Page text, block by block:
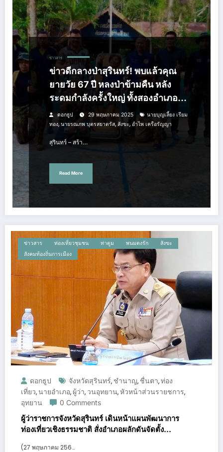
ข่าวสาร
ข่าวดีกลางป่าสุรินทร์! พบแล้วคุณ
ยายวัย 67 ปี หลงป่าข้ามคืน หลัง
ระดมกำลังครั้งใหญ่ ทั้งสองอำเภอ
และจิตอาสาช่วยกัน ปลอดภัยดี
ดอกธูป 29 พฤษภาคม 2025
นายบุญเลี้ยง เรียม
ทอง,นายรณภพ บุตรสยาตรัส, สังขะ, อำไพ เครือรัญญา
สุรินทร์ – สร้า…
Read More
ข่าวสาร ท่องเที่ยวชุมชน ท่าตูม พนมดงรัก
สังขะ
สังคมท้องถิ่นการเมือง
ดอกธูป จังหวัดสุรินทร์, ชำนาญ, ชื่นตา,ท่อง
เที่ยว,นายอำเภอ, ผู้ว่า, วนอุทยาน,หัวหน้าส่วนรายชการ,
อุทยาน
0 Comments
ผู้ว่าราชการจังหวัดสุรินทร์ เดินหน้าแผนพัฒนาการ
ท่องเที่ยวเชิงธรรมชาติ สั่งอำเภอผลักดันจัดตั้ง
(27 พฤษภาคม 256…